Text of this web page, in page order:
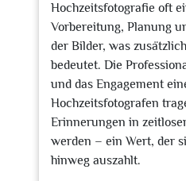
Hochzeitsfotografie oft
Vorbereitung, Planung
der Bilder, was
bedeutet. Die
und das Engagement
Hochzeitsfotografen
Erinnerungen in
werden – ein Wert, der
hinweg auszahlt.